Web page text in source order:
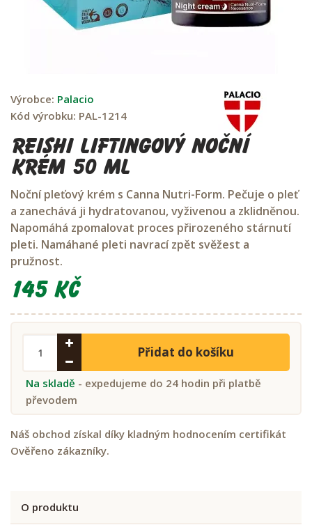
Výrobce: Palacio
Kód výrobku: PAL-1214
Reishi liftingový noční
krém 50 ml
Noční pleťový krém s Canna Nutri-Form. Pečuje o pleť
a zanechává ji hydratovanou, vyživenou a zklidněnou.
Napomáhá zpomalovat proces přirozeného stárnutí
pleti. Namáhané pleti navrací zpět svěžest a
pružnost.
145 Kč
Přidat do košíku
Na skladě - expedujeme do 24 hodin při platbě
převodem
Náš obchod získal díky kladným hodnocením certifikát
Ověřeno zákazníky.
O produktu